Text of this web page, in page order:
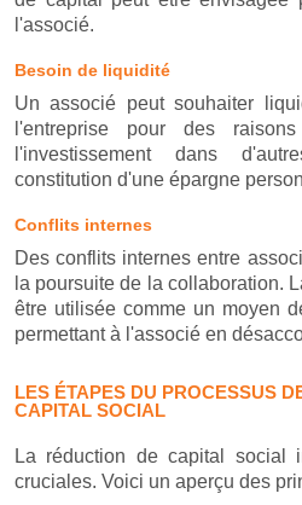
l'associé.
Besoin de liquidité
Un associé peut souhaiter
l'entreprise pour des
l'investissement dans
constitution d'une épargne
Conflits internes
Des conflits internes entre
la poursuite de la collaboration.
être utilisée comme un moyen
permettant à l'associé en
LES ÉTAPES DU PROCESSUS
CAPITAL SOCIAL
La réduction de capital social
cruciales. Voici un aperçu des